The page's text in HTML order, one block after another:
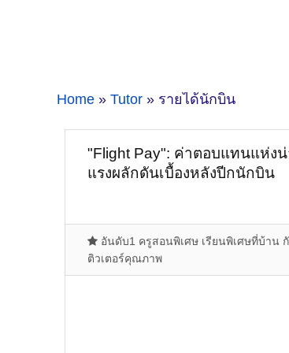
Home » Tutor » รายได้นักบิน
"Flight Pay": ค่าตอบแทนแห่ง
แรงผลักดันเบื้องหลังปีกนักบิน
อันดับ1 ครูสอนพิเศษ เรียนพิเศษที่บ้าน
ติวเตอร์คุณภาพ